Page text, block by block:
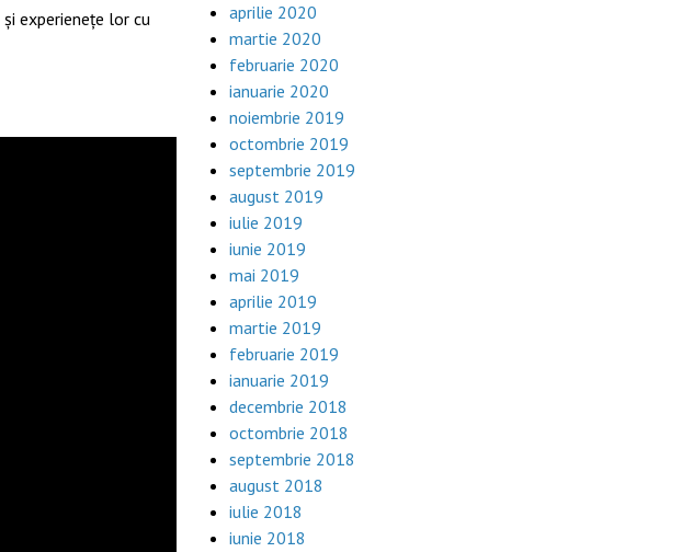
experienețe lor cu
aprilie 2020
martie 2020
februarie 2020
ianuarie 2020
noiembrie 2019
octombrie 2019
septembrie 2019
august 2019
iulie 2019
iunie 2019
mai 2019
aprilie 2019
martie 2019
februarie 2019
ianuarie 2019
decembrie 2018
octombrie 2018
septembrie 2018
august 2018
iulie 2018
iunie 2018